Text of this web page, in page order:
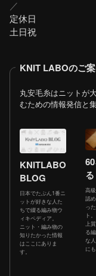
／
定休日
土日祝
KNIT LABOのご
丸安毛糸はニットが
むための情報発信と
KNITLABO
BLOG
日本でたぶん1番ニ
ットが好きな人た
ちで綴る編み物ウ
ィキペディア。
ニット・編み物の
知りたかった情報
はここにありま
す。
る
高
認
っ
ト。
上
る
な
に